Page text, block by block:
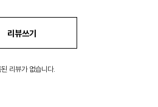
리뷰쓰기
리뷰가 없습니다.